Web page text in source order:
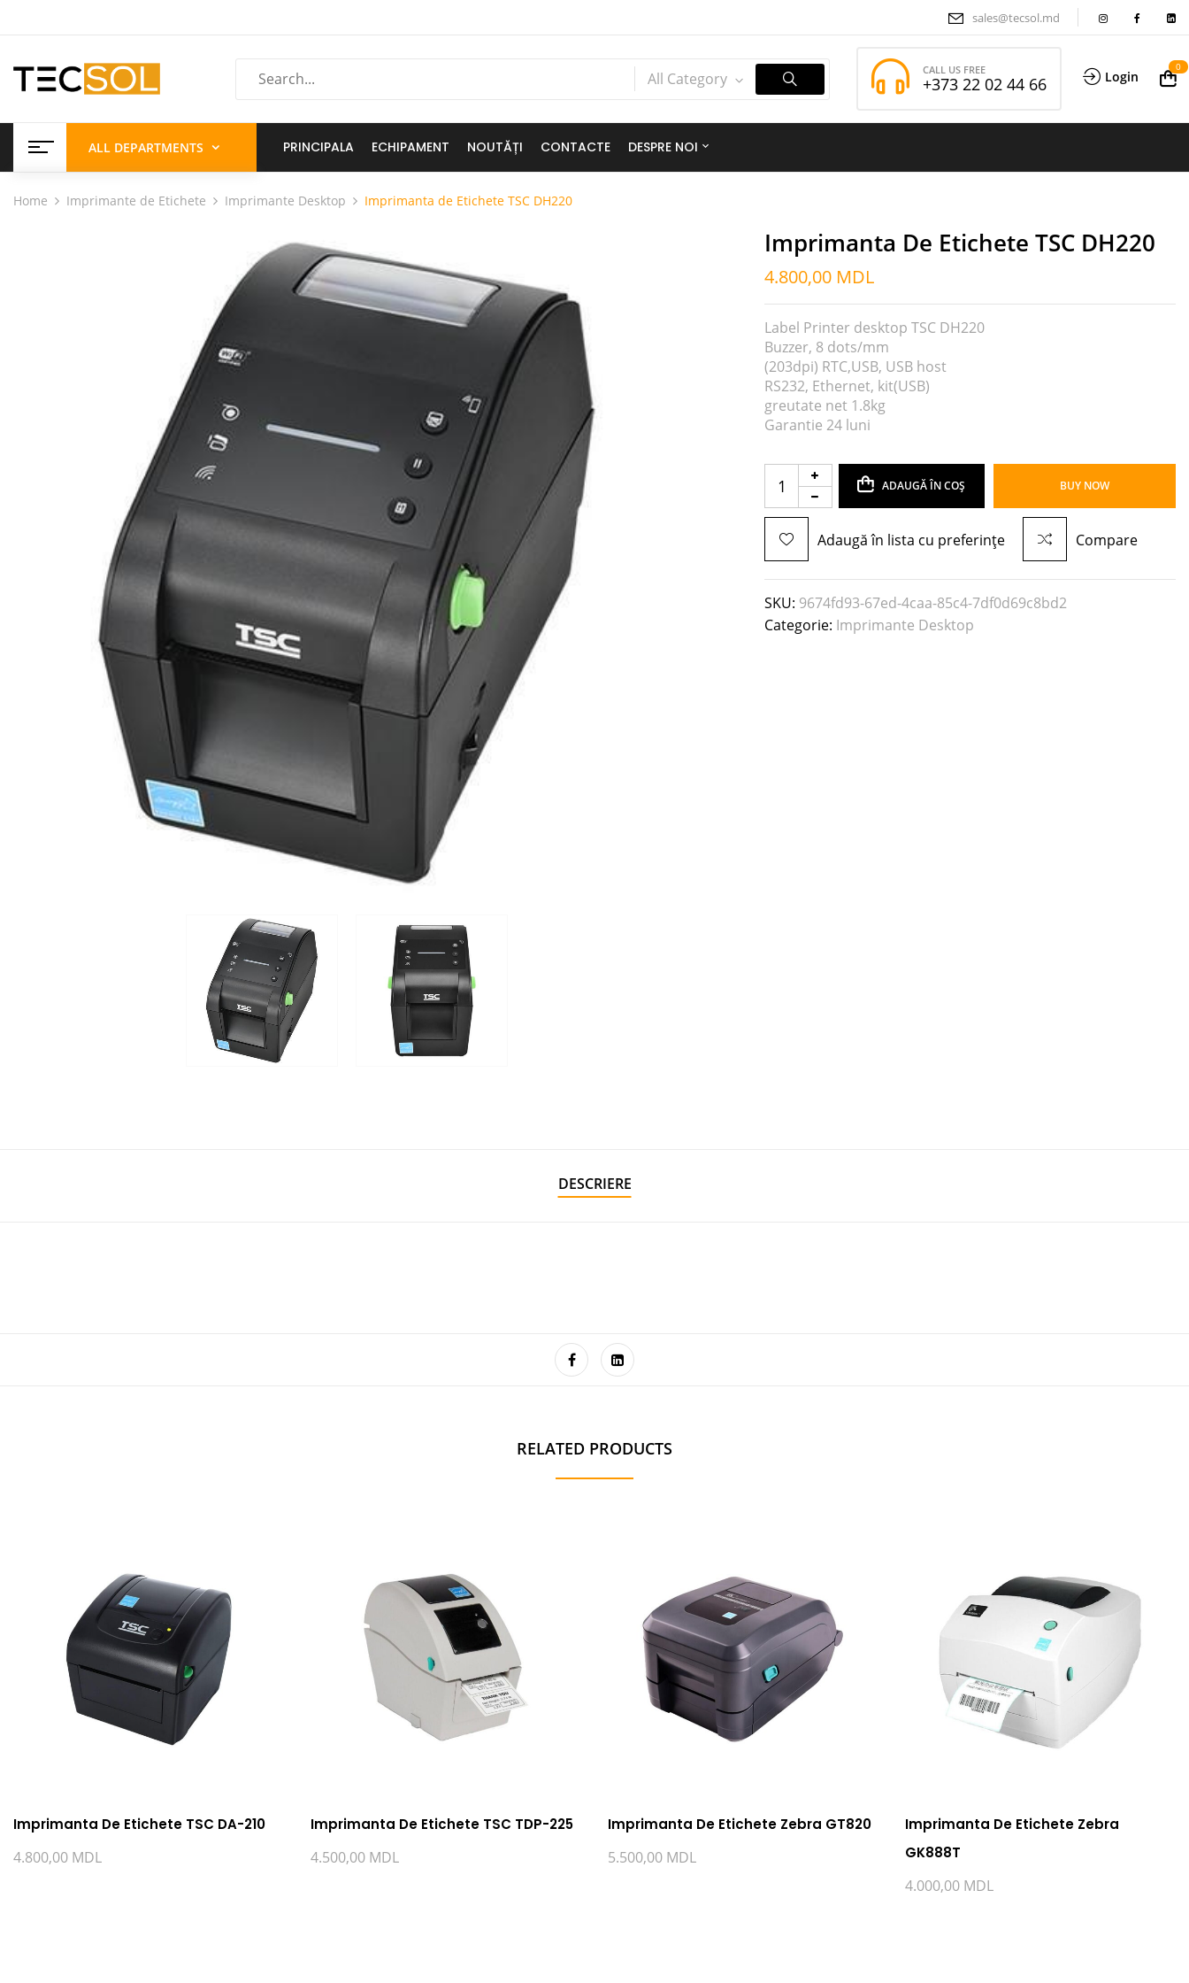
sales@tecsol.md
All Category CALL US FREE
+373 22 02 44 66 Login
0
ALL DEPARTMENTS PRINCIPALA ECHIPAMENT NOUTĂȚI CONTACTE DESPRE NOI
Home Imprimante de Etichete Imprimante Desktop Imprimanta de Etichete TSC DH220
Imprimanta De Etichete TSC DH220
4.800,00 MDL
Label Printer desktop TSC DH220
Buzzer, 8 dots/mm
(203dpi) RTC,USB, USB host
RS232, Ethernet, kit(USB)
greutate net 1.8kg
Garantie 24 luni
ADAUGĂ ÎN COȘ BUY NOW
Adaugă în lista cu preferințe Compare
SKU: 9674fd93-67ed-4caa-85c4-7df0d69c8bd2
Categorie: Imprimante Desktop
DESCRIERE
RELATED PRODUCTS
Imprimanta De Etichete TSC DA-210
4.800,00 MDL
Imprimanta De Etichete TSC TDP-225
4.500,00 MDL
Imprimanta De Etichete Zebra GT820
5.500,00 MDL
Imprimanta De Etichete Zebra
GK888T
4.000,00 MDL